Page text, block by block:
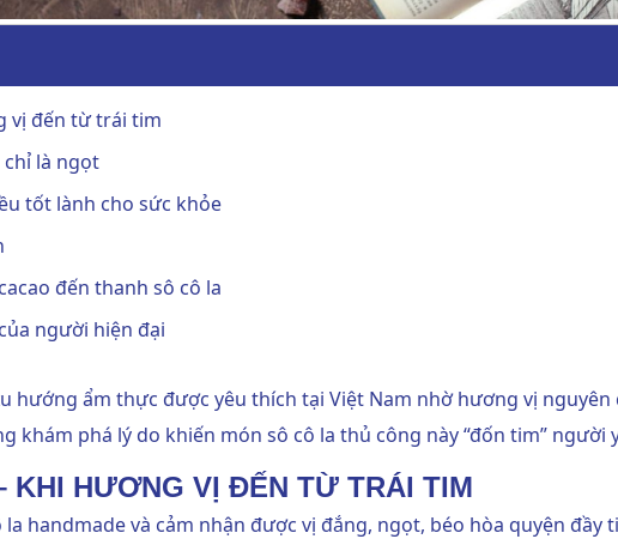
vị đến từ trái tim
là ngọt
tốt lành cho sức khỏe
đến thanh sô cô la
người hiện đại
hướng ẩm thực được yêu thích tại Việt Nam nhờ hương vị
khám phá lý do khiến món sô cô la thủ công này “đốn tim” người
KHI HƯƠNG VỊ ĐẾN TỪ TRÁI TIM
la handmadevà cảm nhận được vị đắng, ngọt, béo hòa quyện đầy